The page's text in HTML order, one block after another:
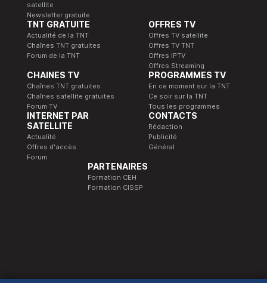
satellite
Newsletter gratuite
TNT GRATUITE
Actualité de la TNT
Chaînes TNT gratuites
Forum de la TNT
OFFRES TV
Offres TV satellite
Offres TV TNT
Offres IPTV
Offres Streaming
CHAINES TV
Chaînes TNT gratuites
Chaînes satellite gratuites
Forum TV
PROGRAMMES TV
En ce moment sur la TNT
Ce soir sur la TNT
Tous les programmes
INTERNET PAR
SATELLITE
Actualité
Offres d'accès
Forum
CONTACTS
Rédaction
Publicité
Général
PARTENAIRES
Formation CEH
Formation CISSP